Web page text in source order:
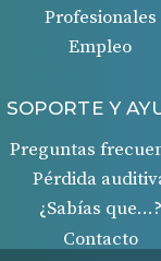
Profesionales
Empleo
SOPORTE Y
Preguntas
Pérdida
¿Sabías que…?
Contacto